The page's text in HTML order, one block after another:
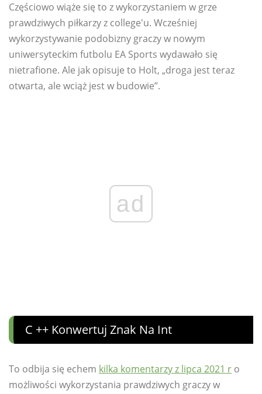
Częściowo wiąże się to z wykorzystaniem w grze
prawdziwych piłkarzy z college'u. Wcześniej
wykorzystywanie podobizny graczy w nowym
uniwersyteckim futbolu EA Sports wydawało się
nietrafione. Ale jak opisuje to Holt, „droga jest teraz
otwarta, ale wciąż jest w budowie”.
ad
C ++ Konwertuj Znak Na Int
To odbija się echem kilka komentarzy z lipca 2021 r o
możliwości wykorzystania prawdziwych graczy w